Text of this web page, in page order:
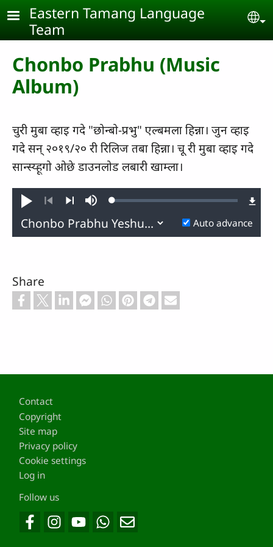
Skip to main content
Eastern Tamang Language
Team
Chonbo Prabhu (Music
Album)
चुरी मुबा व्हाइ गदे "छोन्बो-प्रभु" एल्बमला हिन्ना। जुन व्हाइ
गदे सन् २०१९/२० री रिलिज तबा हिन्ना। चू री मुबा व्हाइ गदे
सान्‍स्‍य्‍हूगो ओछे डाउनलोड लबारी खाम्ला।
Play
PreviousNext
MuteLoaded:
Auto advance
Share
Footer
Contact
Copyright
Site map
Privacy policy
Cookie settings
Log in
Follow us